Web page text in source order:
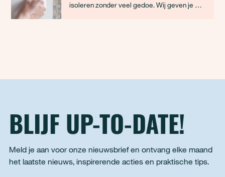
isoleren zonder veel gedoe. Wij geven je de
BLIJF UP-TO-DATE!
Meld je aan voor onze nieuwsbrief en ontvang elke maand
het laatste nieuws, inspirerende acties en praktische tips.